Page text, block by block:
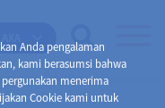
Anda pengalaman
kami berasumsi bahwa
menerima
Cookie kami untuk